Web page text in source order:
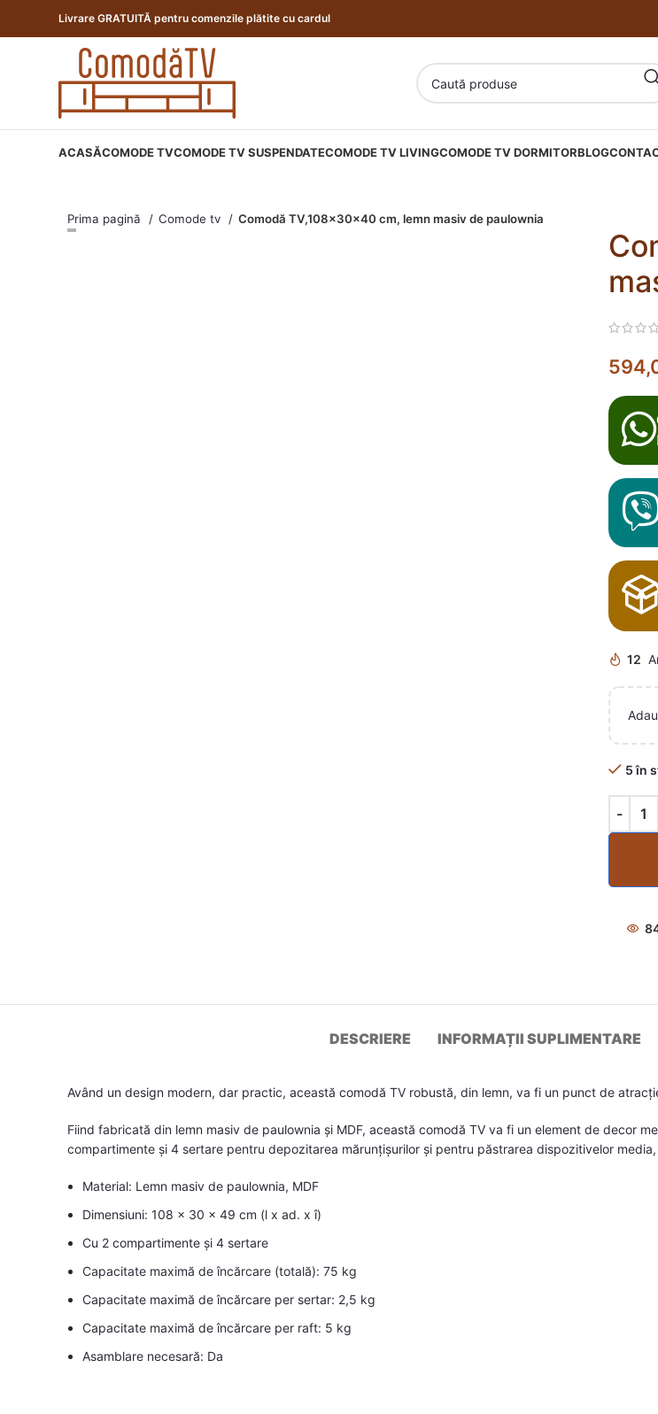
Livrare GRATUITĂ pentru comenzile plătite cu cardul
ACASĂCOMODE TVCOMODE TV SUSPENDATECOMODE TV LIVINGCOMODE TV DORMITORBLOG
Prima pagină Comode tv Comodă TV,108x30x40 cm, lemn masiv de paulownia
12
5 în
DESCRIERE INFORMAȚII SUPLIMENTARE
Având un design modern, dar practic, această comodă TV robustă, din lemn, va fi un punct de
Fiind fabricată din lemn masiv de paulownia și MDF, această comodă TV va fi un element de decor
compartimente și 4 sertare pentru depozitarea mărunțișurilor și pentru păstrarea dispozitivelor
Material: Lemn masiv de paulownia, MDF
Dimensiuni: 108 x 30 x 49 cm (l x ad. x î)
Cu 2 compartimente și 4 sertare
Capacitate maximă de încărcare (totală): 75 kg
Capacitate maximă de încărcare per sertar: 2,5 kg
Capacitate maximă de încărcare per raft: 5 kg
Asamblare necesară: Da